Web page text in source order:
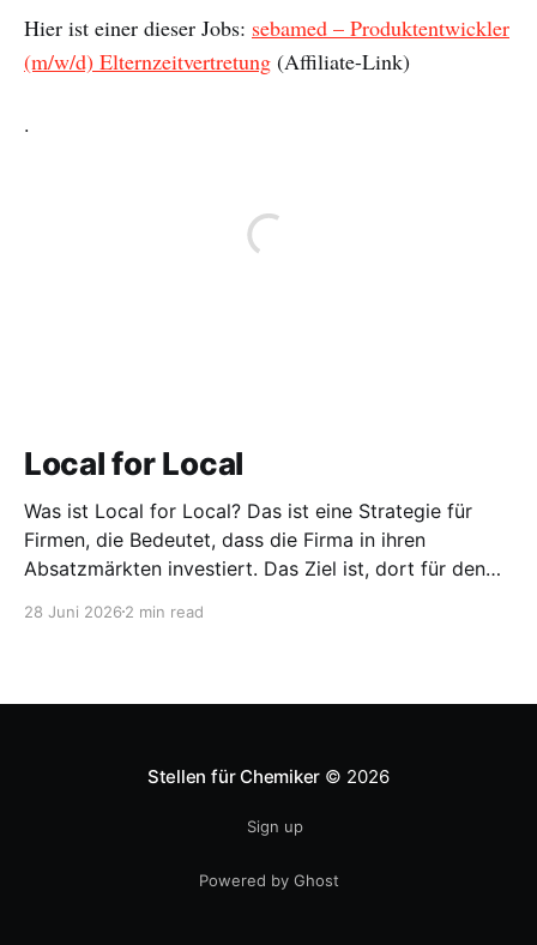
Hier ist einer dieser Jobs: sebamed – Produktentwickler
(m/w/d) Elternzeitvertretung (Affiliate-Link)
.
Local for Local
Was ist Local for Local? Das ist eine Strategie für
Firmen, die Bedeutet, dass die Firma in ihren
Absatzmärkten investiert. Das Ziel ist, dort für den
entwickeln. Diese Strategie ist von Toyota bekannt,
28 Juni 2026 2 min read
Stellen für Chemiker © 2026
Sign up
Powered by Ghost